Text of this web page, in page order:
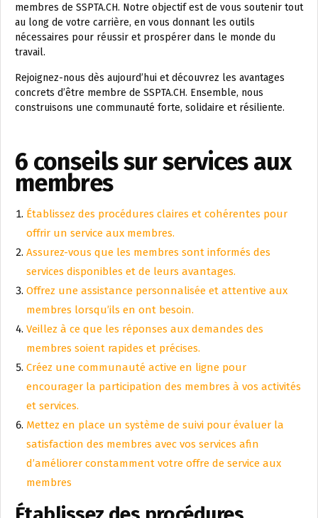
membres de SSPTA.CH. Notre objectif est de vous soutenir tout
au long de votre carrière, en vous donnant les outils
nécessaires pour réussir et prospérer dans le monde du
travail.
Rejoignez-nous dès aujourd’hui et découvrez les avantages
concrets d’être membre de SSPTA.CH. Ensemble, nous
construisons une communauté forte, solidaire et résiliente.
6 conseils sur services aux
membres
Établissez des procédures claires et cohérentes pour
offrir un service aux membres.
Assurez-vous que les membres sont informés des
services disponibles et de leurs avantages.
Offrez une assistance personnalisée et attentive aux
membres lorsqu’ils en ont besoin.
Veillez à ce que les réponses aux demandes des
membres soient rapides et précises.
Créez une communauté active en ligne pour
encourager la participation des membres à vos activités
et services.
Mettez en place un système de suivi pour évaluer la
satisfaction des membres avec vos services afin
d’améliorer constamment votre offre de service aux
membres